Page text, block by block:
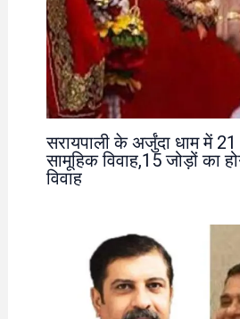
सरायपाली के अर्जुंदा धाम में
सामूहिक विवाह,15 जोड़ों का
विवाह